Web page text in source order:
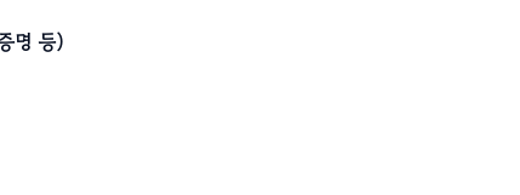
명 등)